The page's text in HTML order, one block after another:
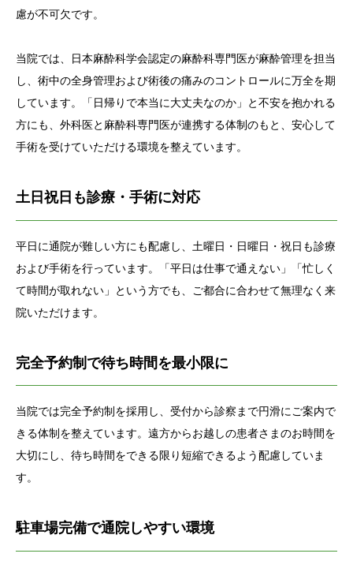
慮が不可欠です。
当院では、日本麻酔科学会認定の麻酔科専門医が麻酔管理を担当
し、術中の全身管理および術後の痛みのコントロールに万全を期
しています。「日帰りで本当に大丈夫なのか」と不安を抱かれる
方にも、外科医と麻酔科専門医が連携する体制のもと、安心して
手術を受けていただける環境を整えています。
土日祝日も診療・手術に対応
平日に通院が難しい方にも配慮し、土曜日・日曜日・祝日も診療
および手術を行っています。「平日は仕事で通えない」「忙しく
て時間が取れない」という方でも、ご都合に合わせて無理なく来
院いただけます。
完全予約制で待ち時間を最小限に
当院では完全予約制を採用し、受付から診察まで円滑にご案内で
きる体制を整えています。遠方からお越しの患者さまのお時間を
大切にし、待ち時間をできる限り短縮できるよう配慮していま
す。
駐車場完備で通院しやすい環境